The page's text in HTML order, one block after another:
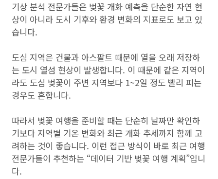
기상 분석 전문가들은 벚꽃 개화 예측을 단순한 자연 현
상이 아니라 도시 기후와 환경 변화의 지표로도 보고 있
습니다.
도심 지역은 건물과 아스팔트 때문에 열을 오래 저장하
는 도시 열섬 현상이 발생합니다. 이 때문에 같은 지역이
라도 도심 벚꽃이 주변 지역보다 1~2일 정도 빨리 피는
경우도 흔합니다.
따라서 벚꽃 여행을 준비할 때는 단순히 날짜만 확인하
기보다 지역별 기온 변화와 최근 개화 추세까지 함께 고
려하는 것이 좋습니다. 이런 접근 방식이 바로 최근 여행
전문가들이 추천하는 “데이터 기반 벚꽃 여행 계획”입니
다.